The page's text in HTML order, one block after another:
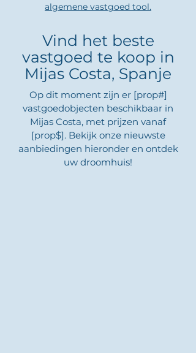
algemene vastgoed tool.
Vind het beste
vastgoed te koop in
Mijas Costa, Spanje
Op dit moment zijn er [prop#]
vastgoedobjecten beschikbaar in
Mijas Costa, met prijzen vanaf
[prop$]. Bekijk onze nieuwste
aanbiedingen hieronder en ontdek
uw droomhuis!